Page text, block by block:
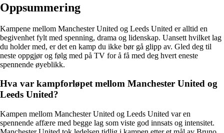
Oppsummering
Kampene mellom Manchester United og Leeds United er alltid en
begivenhet fylt med spenning, drama og lidenskap. Uansett hvilket lag
du holder med, er det en kamp du ikke bør gå glipp av. Gled deg til
neste oppgjør og følg med på TV for å få med deg hvert eneste
spennende øyeblikk.
Hva var kampforløpet mellom Manchester United og
Leeds United?
Kampen mellom Manchester United og Leeds United var en
spennende affære med begge lag som viste god innsats og intensitet.